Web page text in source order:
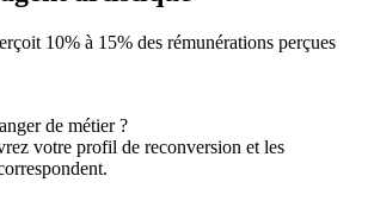
10% à 15% des rémunérations perçues
de métier ?
votre profil de reconversion et les